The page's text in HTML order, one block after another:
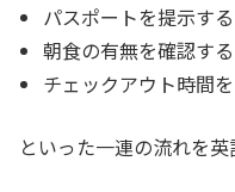
パスポートを提示する
朝食の有無を確認する
チェックアウト時間
といった一連の流れを英